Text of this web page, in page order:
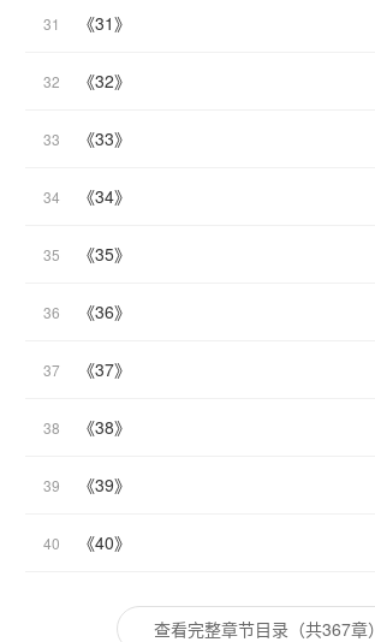
31 《31》
32 《32》
33 《33》
34 《34》
35 《35》
36 《36》
37 《37》
38 《38》
39 《39》
40 《40》
查看完整章节目录（共367章）